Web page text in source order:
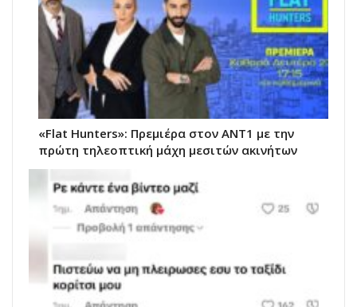
«Flat Hunters»: Πρεμιέρα στον ΑΝΤ1 με την
πρώτη τηλεοπτική μάχη μεσιτών ακινήτων